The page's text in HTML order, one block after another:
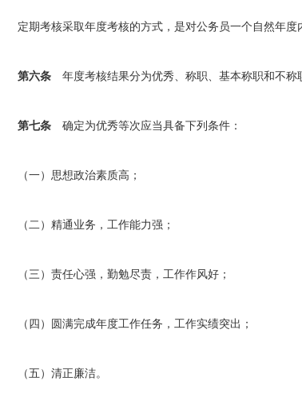
定期考核采取年度考核的方式，是对公务员一个自然年度
第六条年度考核结果分为优秀、称职、基本称职和不称
第七条确定为优秀等次应当具备下列条件：
（一）思想政治素质高；
（二）精通业务，工作能力强；
（三）责任心强，勤勉尽责，工作作风好；
（四）圆满完成年度工作任务，工作实绩突出；
（五）清正廉洁。